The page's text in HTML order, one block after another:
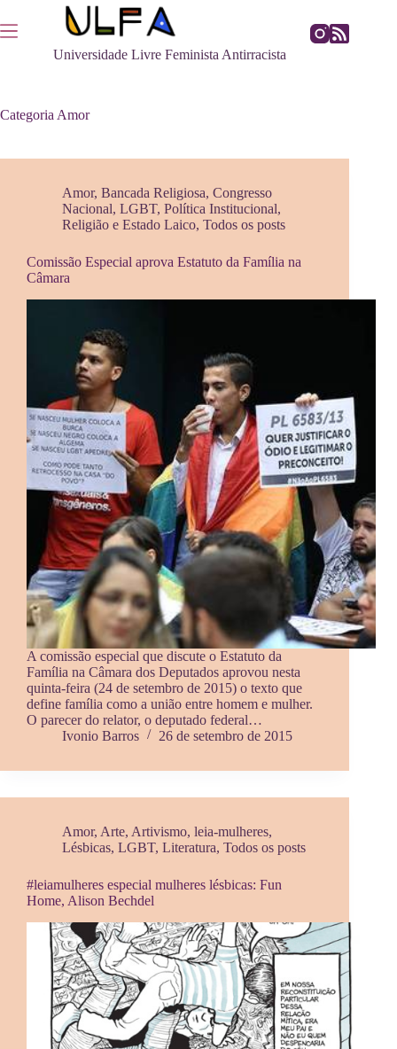
para
o
Universidade Livre Feminista Antirracista
Categoria Amor
Amor, Bancada Religiosa, Congresso
Nacional, LGBT, Política Institucional,
Religião e Estado Laico, Todos os posts
Comissão Especial aprova Estatuto da Família na
Câmara
A comissão especial que discute o Estatuto da
Família na Câmara dos Deputados aprovou nesta
quinta-feira (24 de setembro de 2015) o texto que
define família como a união entre homem e mulher.
O parecer do relator, o deputado federal…
Ivonio Barros
26 de setembro de 2015
Amor, Arte, Artivismo, leia-mulheres,
Lésbicas, LGBT, Literatura, Todos os posts
#leiamulheres especial mulheres lésbicas: Fun
Home, Alison Bechdel